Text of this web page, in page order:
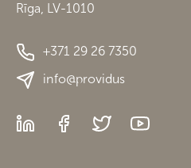
Rīga, LV-1010
+371 29 26 7350
info@providus